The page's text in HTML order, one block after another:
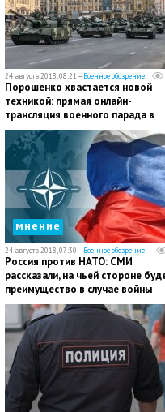
24 августа 2018, 08:21 —Военное обозрение
Порошенко хвастается новой
техникой: прямая онлайн-
трансляция военного парада в
Киеве
мнение
24 августа 2018, 07:30 —Военное обозрение
Россия против НАТО: СМИ
рассказали, на чьей стороне
преимущество в случае войны